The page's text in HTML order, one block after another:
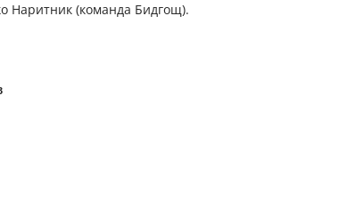
Наритник (команда Бидгощ).